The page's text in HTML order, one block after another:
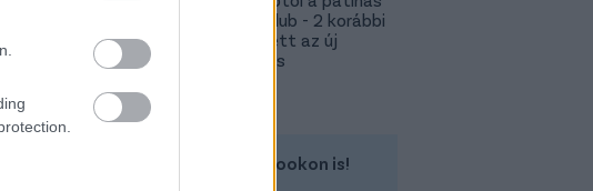
magyar klub - 2 korábbi
játékos lett az új
tulajdonos
Kövess minket a Facebookon is!